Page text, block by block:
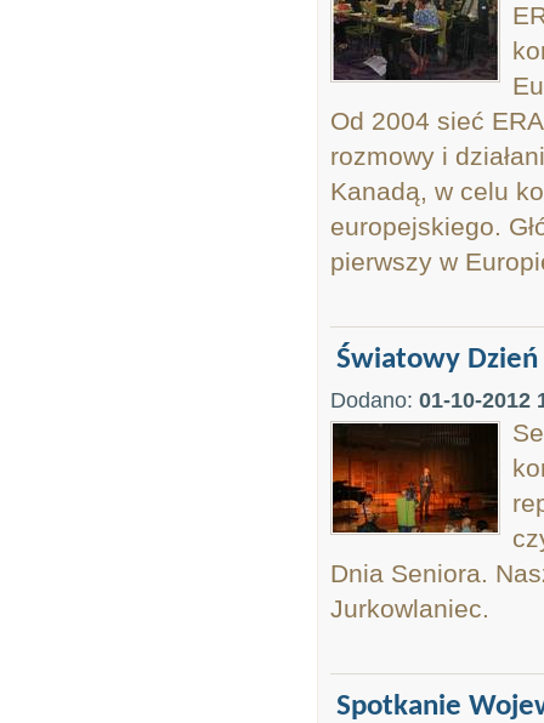
Od 2004 sieć
rozmowy i
Kanadą, w celu
europejskiego.
pierwszy w
Światowy Dzień
Dodano: 01-10-2012
Dnia Seniora.
Jurkowlaniec.
Spotkanie